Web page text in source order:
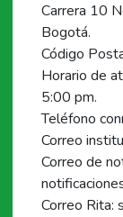
Carrera 10
Bogotá.
Código
Horario de
5:00 pm.
Teléfono
Correo
Correo de
Correo Rita: